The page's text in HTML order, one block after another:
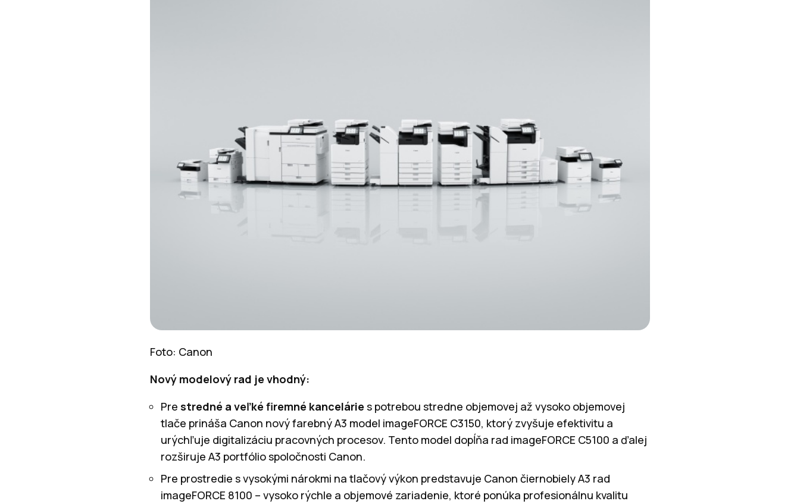
Foto: Canon
Nový modelový rad je vhodný:
Pre stredné a veľké firemné kancelárie s potrebou stredne objemovej až vysoko objemovej
tlače prináša Canon nový farebný A3 model imageFORCE C3150, ktorý zvyšuje efektivitu a
urýchľuje digitalizáciu pracovných procesov. Tento model dopĺňa rad imageFORCE C5100 a ďalej
rozširuje A3 portfólio spoločnosti Canon.
Pre prostredie s vysokými nárokmi na tlačový výkon predstavuje Canon čiernobiely A3 rad
imageFORCE 8100 – vysoko rýchle a objemové zariadenie, ktoré ponúka profesionálnu kvalitu